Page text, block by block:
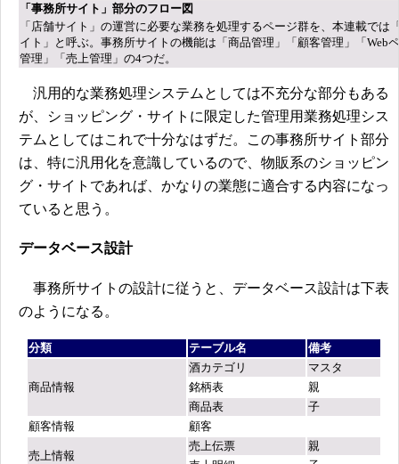
「事務所サイト」部分のフロー図
「店舗サイト」の運営に必要な業務を処理するページ群を、本連載では
イト」と呼ぶ。事務所サイトの機能は「商品管理」「顧客管理」「Web
管理」「売上管理」の4つだ。
汎用的な業務処理システムとしては不充分な部分もある
が、ショッピング・サイトに限定した管理用業務処理シス
テムとしてはこれで十分なはずだ。この事務所サイト部分
は、特に汎用化を意識しているので、物販系のショッピン
グ・サイトであれば、かなりの業態に適合する内容になっ
ていると思う。
データベース設計
事務所サイトの設計に従うと、データベース設計は下表
のようになる。
分類 テーブル名 備考
商品情報
酒カテゴリ
マスタ
銘柄表
親
商品表
子
顧客情報
顧客
売上情報
売上伝票
親